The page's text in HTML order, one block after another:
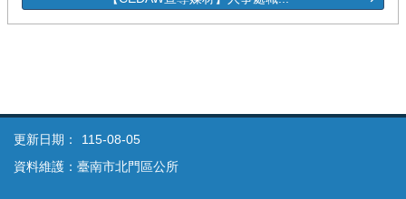
更新日期：
115-08-05
資料維護：臺南市北門區公所